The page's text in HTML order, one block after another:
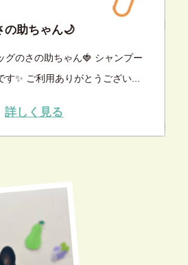
の助ちゃん🌙
グのさの助ちゃん🍓 シャンプー
す✨ ご利用ありがとうござい...
詳しく見る